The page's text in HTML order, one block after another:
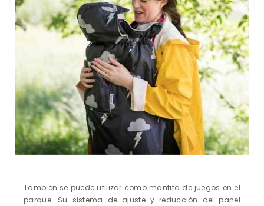
También se puede utilizar como mantita de juegos en el
parque. Su sistema de ajuste y reducción del panel